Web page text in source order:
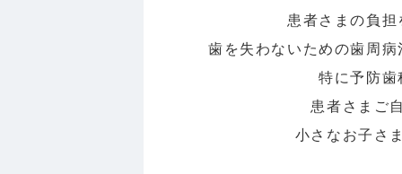
患者さまの負
歯を失わないための歯周
特に予防歯
患者さまご
小さなお子さ